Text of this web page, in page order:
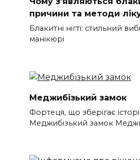
причини та методи
Блакитні нігті: стильний
манікюрі
Меджибізький замок
Фортеця, що зберігає
Меджибізький замок